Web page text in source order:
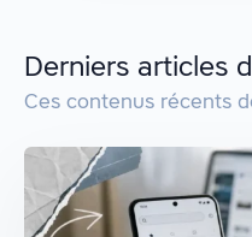
Derniers articles
Ces contenus récents